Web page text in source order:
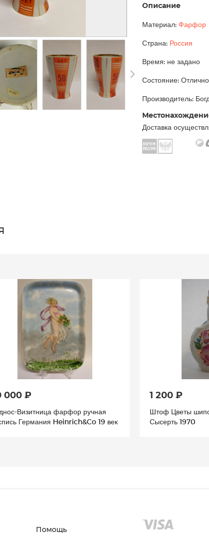
Описание
Материал: Фарфор
Страна: Россия
Время: не задано
Состояние:
Производитель:
Доставка
000 ₽
Визитница фарфор ручная
Германия Heinrich&Co 19 век
1 200 ₽
Штоф Цветы
Сысерть 1970
Помощь